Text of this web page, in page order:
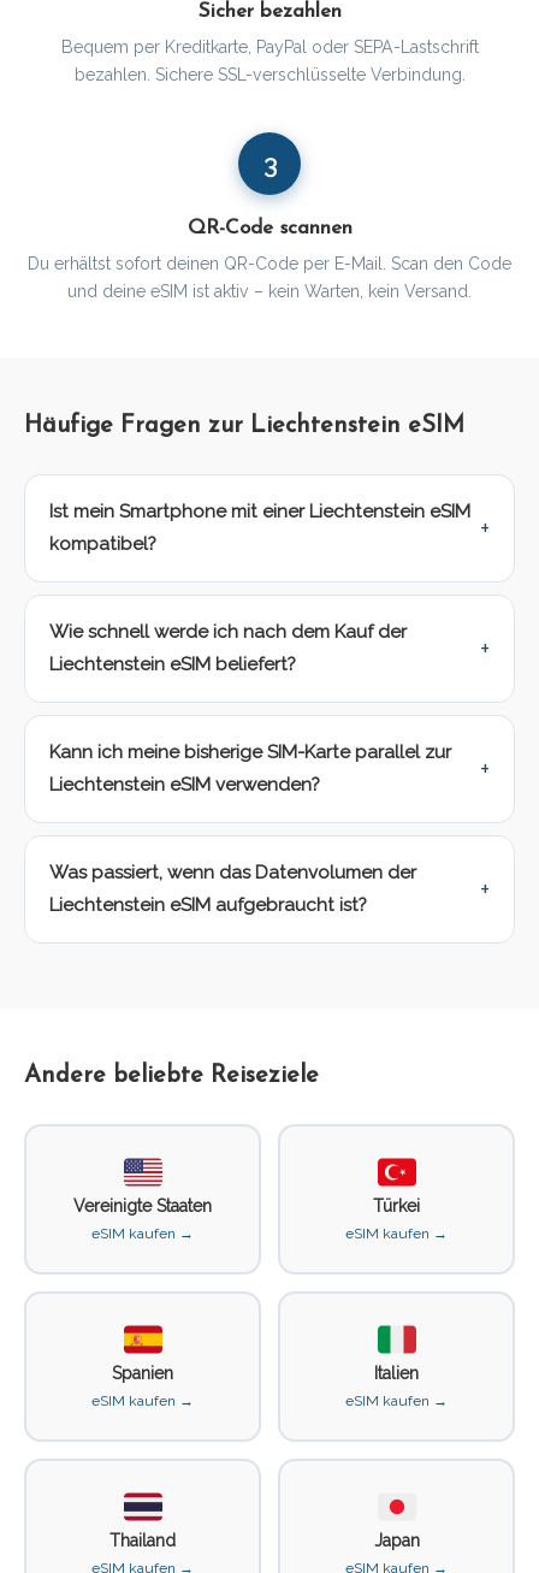
Sicher bezahlen
Bequem per Kreditkarte, PayPal oder SEPA-Lastschrift
bezahlen. Sichere SSL-verschlüsselte Verbindung.
3
QR-Code scannen
Du erhältst sofort deinen QR-Code per E-Mail. Scan den Code
und deine eSIM ist aktiv – kein Warten, kein Versand.
Häufige Fragen zur Liechtenstein eSIM
Ist mein Smartphone mit einer Liechtenstein eSIM
kompatibel?
Wie schnell werde ich nach dem Kauf der
Liechtenstein eSIM beliefert?
Kann ich meine bisherige SIM-Karte parallel zur
Liechtenstein eSIM verwenden?
Was passiert, wenn das Datenvolumen der
Liechtenstein eSIM aufgebraucht ist?
Andere beliebte Reiseziele
Vereinigte Staaten
eSIM kaufen →
Türkei
eSIM kaufen →
Spanien
eSIM kaufen →
Italien
eSIM kaufen →
Thailand
eSIM kaufen →
Japan
eSIM kaufen →